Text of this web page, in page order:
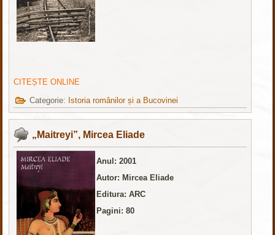
CITEȘTE ONLINE
Categorie: Istoria românilor și a Bucovinei
„Maitreyi”, Mircea Eliade
Anul: 2001
Autor: Mircea Eliade
Editura: ARC
Pagini: 80